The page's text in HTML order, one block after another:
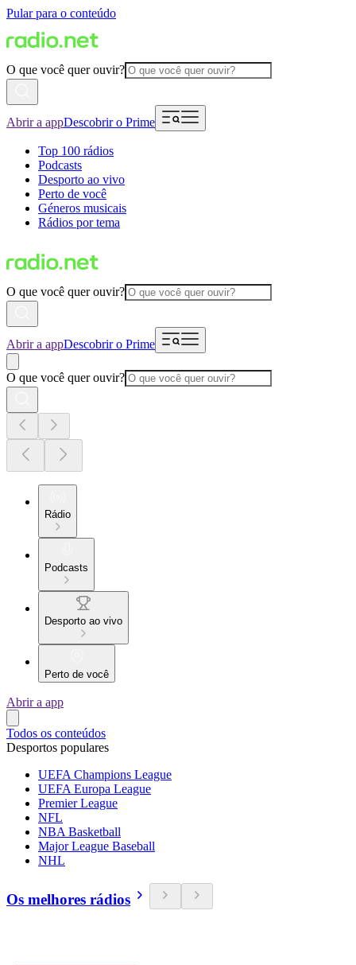
Pular para o conteúdo
O que você quer ouvir?
Abrir a appDescobrir o Prime
Top 100 rádios
Podcasts
Desporto ao vivo
Perto de você
Géneros musicais
Rádios por tema
O que você quer ouvir?
Abrir a appDescobrir o Prime
O que você quer ouvir?
Rádio
Podcasts
Desporto ao vivo
Perto de você
Abrir a app
Todos os conteúdos
Desportos populares
UEFA Champions League
UEFA Europa League
Premier League
NFL
NBA Basketball
Major League Baseball
NHL
Os melhores rádios